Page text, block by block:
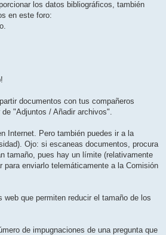
los datos bibliográficos, también
en este foro:
documentos con tus compañeros
"Adjuntos / Añadir archivos".
Internet. Pero también puedes ir a la
Ojo: si escaneas documentos, procura
tamaño, pues hay un límite (relativamente
para enviarlo telemáticamente a la Comisión
web que permiten reducir el tamaño de los
de impugnaciones de una pregunta que